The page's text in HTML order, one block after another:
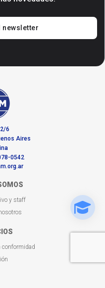
6
Aires
0542
y staff
conformidad